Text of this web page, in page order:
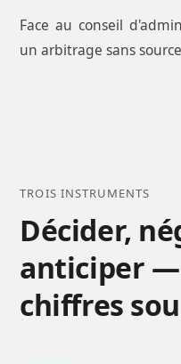
Face au conseil
un arbitrage sans
TROIS INSTRUMENTS
Décider,
anticiper —
chiffres